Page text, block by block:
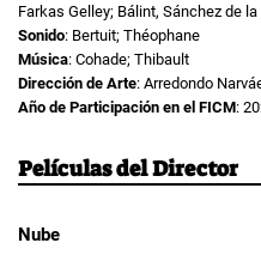
Farkas Gelley; Bálint, Sánchez de
Sonido: Bertuit; Théophane
Música: Cohade; Thibault
Dirección de Arte: Arredondo
Año de Participación en el FICM:
Películas del Director
Nube